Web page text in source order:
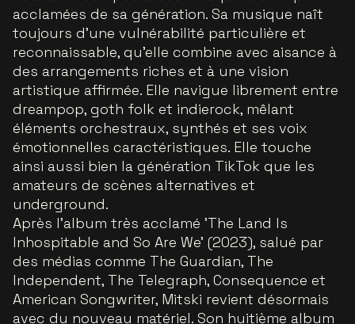
acclamées de sa génération. Sa musique naît
toujours d’une vulnérabilité particulière et
reconnaissable, qu’elle combine avec aisance à
des arrangements riches et à une vision
artistique affirmée. Elle navigue librement entre
dreampop, goth folk et indierock, mêlant
éléments orchestraux, synthés et ses voix
émotionnelles caractéristiques. Elle touche
ainsi aussi bien la génération TikTok que les
amateurs de scènes alternatives et
underground.
Après l’album très acclamé 'The Land Is
Inhospitable and So Are We' (2023), salué par
des médias comme The Guardian, The
Independent, The Telegraph, Consequence et
American Songwriter, Mitski revient désormais
avec du nouveau matériel. Son huitième album